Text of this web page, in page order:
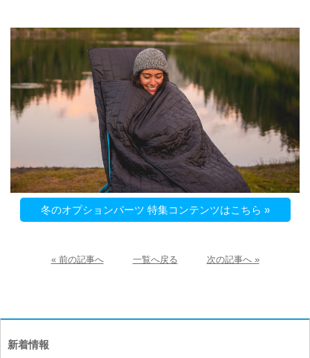
冬のオプションパーツ 特集コンテンツはこちら »
« 前の記事へ 一覧へ戻る 次の記事へ »
新着情報